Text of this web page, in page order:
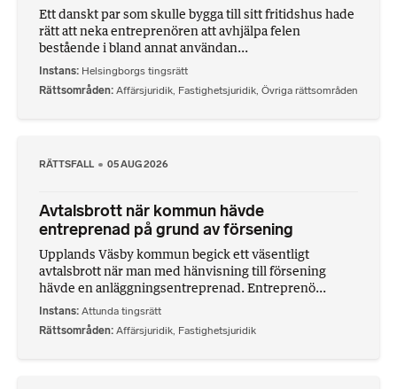
Ett danskt par som skulle bygga till sitt fritidshus hade
rätt att neka entreprenören att avhjälpa felen
bestående i bland annat användan...
Instans Helsingborgs tingsrätt
Rättsområden Affärsjuridik, Fastighetsjuridik, Övriga rättsområden
RÄTTSFALL 05 AUG 2026
Avtalsbrott när kommun hävde
entreprenad på grund av försening
Upplands Väsby kommun begick ett väsentligt
avtalsbrott när man med hänvisning till försening
hävde en anläggningsentreprenad. Entreprenö...
Instans Attunda tingsrätt
Rättsområden Affärsjuridik, Fastighetsjuridik